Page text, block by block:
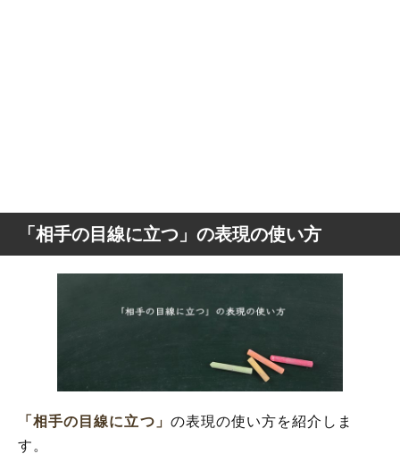
「相手の目線に立つ」の表現の使い方
「相手の目線に立つ」 の表現の使い方を紹介しま
す。